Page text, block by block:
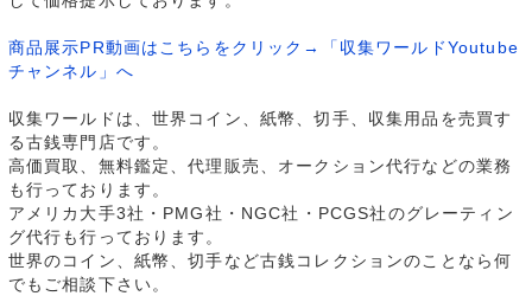
商品展示PR動画はこちらをクリック→「収集ワールドYoutube
チャンネル」へ
収集ワールドは、世界コイン、紙幣、切手、収集用品を売買す
る古銭専門店です。
高価買取、無料鑑定、代理販売、オークション代行などの業務
も行っております。
アメリカ大手3社・PMG社・NGC社・PCGS社のグレーティン
グ代行も行っております。
世界のコイン、紙幣、切手など古銭コレクションのことなら何
でもご相談下さい。